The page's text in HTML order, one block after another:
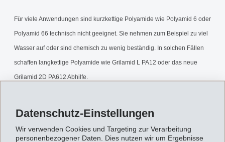
Datenschutz-Einstellungen
Wir verwenden Cookies und Targeting zur Verarbeitung
personenbezogener Daten. Dies nutzen wir um Ergebnisse
Für viele Anwendungen sind kurzkettige Polyamide wie Polyamid 6 oder
Polyamid 66 technisch nicht geeignet. Sie nehmen zum Beispiel zu viel
Wasser auf oder sind chemisch zu wenig beständig. In solchen Fällen
schaffen langkettige Polyamide wie Grilamid L PA12 oder das neue
Grilamid 2D PA612 Abhilfe.
Zurück zur Übersicht